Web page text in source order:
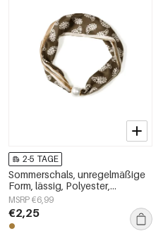
2-5 TAGE
Sommerschals, unregelmäßige
Form, lässig, Polyester,
Alltagsaccessoires
MSRP €6,99
€2,25